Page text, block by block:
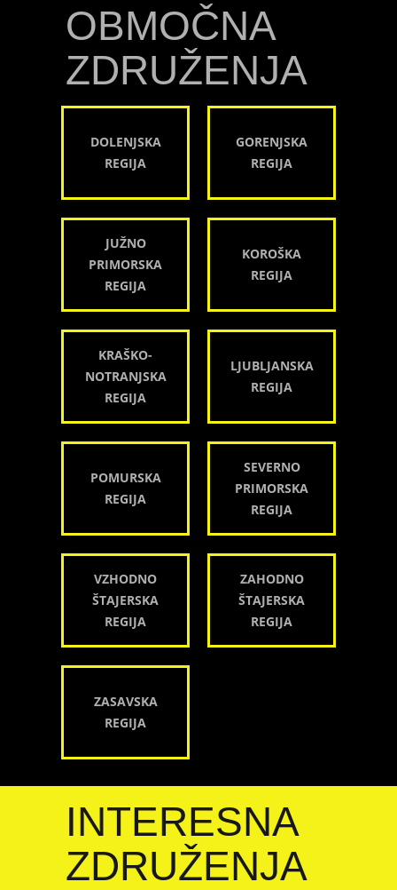
OBMOČNA
ZDRUŽENJA
DOLENJSKA
REGIJA
GORENJSKA
REGIJA
JUŽNO
PRIMORSKA
REGIJA
KOROŠKA
REGIJA
KRAŠKO-
NOTRANJSKA
REGIJA
LJUBLJANSKA
REGIJA
POMURSKA
REGIJA
SEVERNO
PRIMORSKA
REGIJA
VZHODNO
ŠTAJERSKA
REGIJA
ZAHODNO
ŠTAJERSKA
REGIJA
ZASAVSKA
REGIJA
INTERESNA
ZDRUŽENJA